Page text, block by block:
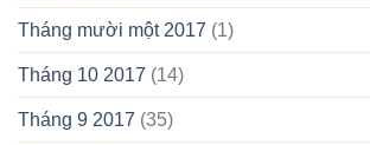
Tháng mười một 2017 (1)
Tháng 10 2017 (14)
Tháng 9 2017 (35)